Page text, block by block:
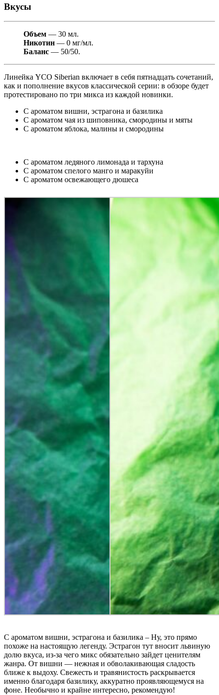
Вкусы
Объем — 30 мл.
Никотин — 0 мг/мл.
Баланс — 50/50.
Линейка YCO Siberian включает в себя пятнадцать сочетаний,
как и пополнение вкусов классической серии: в обзоре будет
протестировано по три микса из каждой новинки.
С ароматом вишни, эстрагона и базилика
С ароматом чая из шиповника, смородины и мяты
С ароматом яблока, малины и смородины
С ароматом ледяного лимонада и тархуна
С ароматом спелого манго и маракуйи
С ароматом освежающего дюшеса
С ароматом вишни, эстрагона и базилика – Ну, это прямо
похоже на настоящую легенду. Эстрагон тут вносит львиную
долю вкуса, из-за чего микс обязательно зайдет ценителям
жанра. От вишни — нежная и обволакивающая сладость
ближе к выдоху. Свежесть и травянистость раскрывается
именно благодаря базилику, аккуратно проявляющемуся на
фоне. Необычно и крайне интересно, рекомендую!